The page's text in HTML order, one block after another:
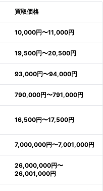
買取価格
10,000円〜11,000円
19,500円〜20,500円
93,000円〜94,000円
790,000円〜791,000円
16,500円〜17,500円
7,000,000円〜7,001,000円
26,000,000円〜
26,001,000円